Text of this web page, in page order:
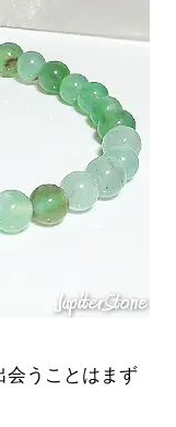
会うことはまず